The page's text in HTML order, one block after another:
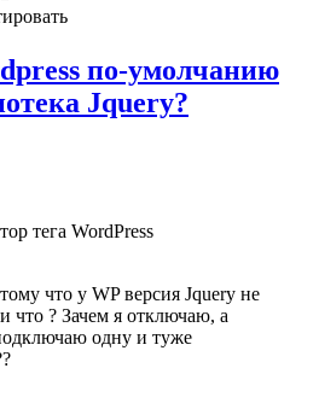
по-умолчанию
Jquery?
тега WordPress
что у WP версия Jquery не
что ? Зачем я отключаю, а
одну и туже